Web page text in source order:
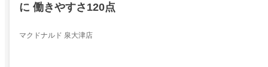
に 働きやすさ120点
マクドナルド 泉大津店